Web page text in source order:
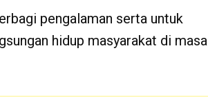
pengalaman serta untuk
hidup masyarakat di masa